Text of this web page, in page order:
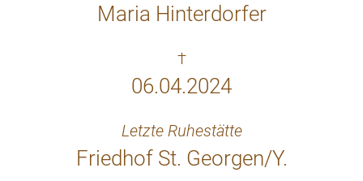
Maria Hinterdorfer
†
06.04.2024
Letzte Ruhestätte
Friedhof St. Georgen/Y.